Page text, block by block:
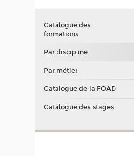
Catalogue des
formations
Par discipline
Par métier
Catalogue de la FOAD
Catalogue des stages